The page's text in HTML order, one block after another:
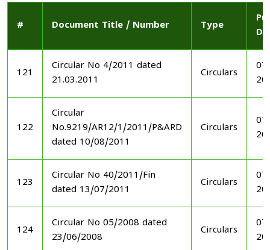
# Document Title / Number Type
121
Circular No 4/2011 dated
21.03.2011
Circulars
122
Circular
No.9219/AR12/1/2011/P&ARD
dated 10/08/2011
Circulars
123
Circular No 40/2011/Fin
dated 13/07/2011
Circulars
124
Circular No 05/2008 dated
23/06/2008
Circulars